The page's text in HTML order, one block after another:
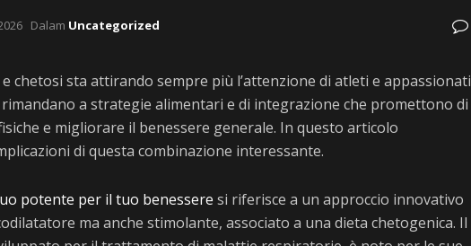
Dalam Uncategorized
chetosi sta attirando sempre più l’attenzione di atleti e appassionati
a strategie alimentari e di integrazione che promettono di
e migliorare il benessere generale. In questo articolo
di questa combinazione interessante.
potente per il tuo benessere si riferisce a un approccio innovativo
ma anche stimolante, associato a una dieta chetogenica. Il